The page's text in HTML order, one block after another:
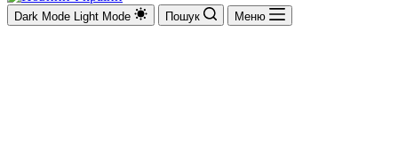
Dark Mode Light Mode Пошук Меню